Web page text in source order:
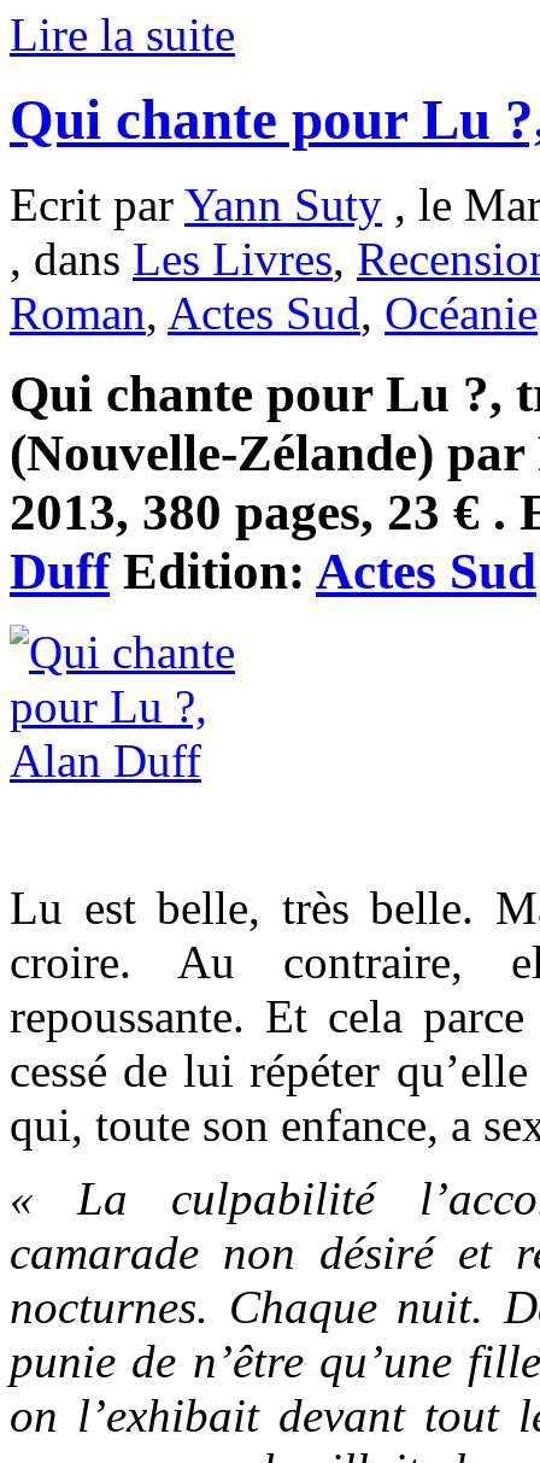
Lire la suite
Qui chante pour Lu
Ecrit par Yann Suty , le
, dans Les Livres,
Roman, Actes Sud, Océanie
Qui chante pour Lu ?,
(Nouvelle-Zélande)
2013, 380 pages, 23 €
DuffEdition: Actes Sud
Lu est belle, très belle.
croire. Au contraire,
repoussante. Et cela
cessé de lui répéter
qui, toute son enfance, a
« La culpabilité
camarade non désiré et
nocturnes. Chaque nuit.
punie de n’être qu’une
on l’exhibait devant tout